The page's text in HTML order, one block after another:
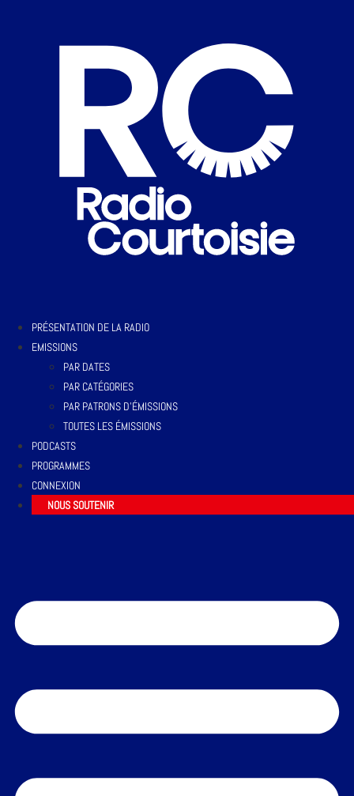
PRÉSENTATION DE LA RADIO
EMISSIONS
PAR DATES
PAR CATÉGORIES
PAR PATRONS D’ÉMISSIONS
TOUTES LES ÉMISSIONS
PODCASTS
PROGRAMMES
CONNEXION
NOUS SOUTENIR